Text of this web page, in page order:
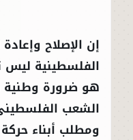
إن الإصلاح
الفلسطينية ليس
هو ضرورة وطنية
الشعب
ومطلب أبناء